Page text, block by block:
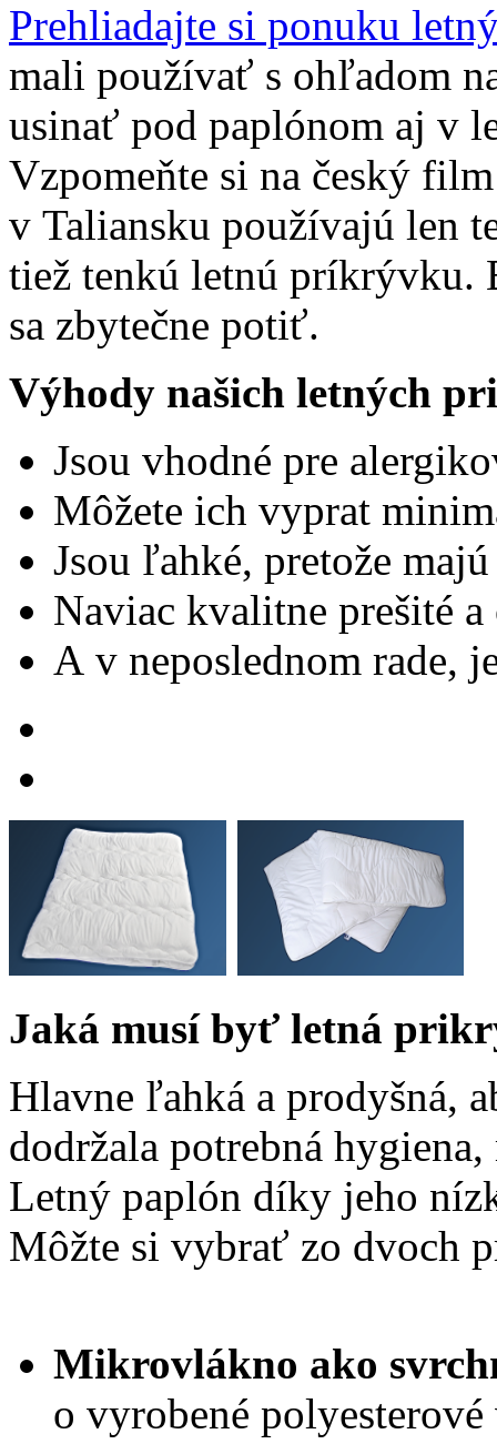
Prehliadajte si ponuku
mali používať s ohľadom
usinať pod paplónom aj v
Vzpomeňte si na český
v Taliansku používajú len
tiež tenkú letnú príkrývku.
sa zbytečne potiť.
Výhody našich letných
Jsou vhodné pre
Môžete ich vyprat
Jsou ľahké, pretože
Naviac kvalitne prešité a
A v neposlednom rade,
Jaká musí byť letná
Hlavne ľahká a prodyšná,
dodržala potrebná
Letný paplón díky jeho
Môžte si vybrať zo dvoch
Mikrovlákno ako
o vyrobené